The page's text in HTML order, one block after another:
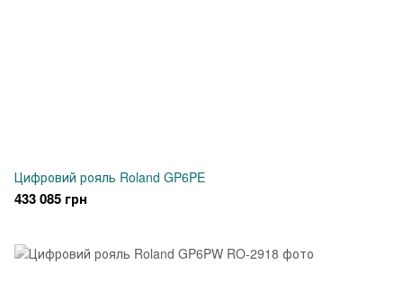
Цифровий рояль Roland GP6PE
433 085 грн